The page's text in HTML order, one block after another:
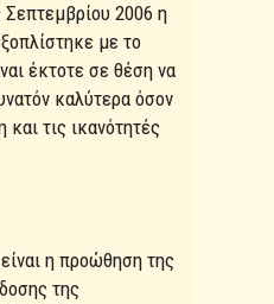
2006 η
με το
έκτοτε σε θέση να
καλύτερα όσον
τις ικανότητές
η προώθηση της
της